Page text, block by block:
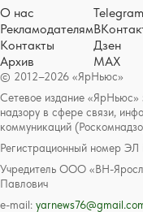
© 2012–2026 «ЯрНьюс»
Сетевое издание «ЯрНьюс»
надзору в сфере связи,
коммуникаций
Регистрационный номер
Учредитель ООО «ВН-
Павлович
e-mail:
О нас
Рекламодателям
Контакты
Архив
Telegram
Дзен
MAX